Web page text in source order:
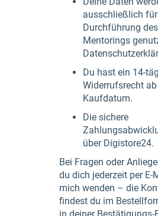
ausschließlich
Durchführung des
Mentorings
Du hast ein 14-
Widerrufsrecht ab
Kaufdatum.​
Die sichere
über Digistore24.​
Bei Fragen oder
du dich jederzeit per E-
mich wenden – die
findest du im